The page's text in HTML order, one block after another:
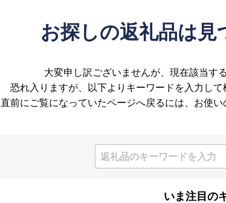
お探しの返礼品は
大変申し訳ございませんが、現在該当す
恐れ入りますが、以下よりキーワードを入力し
直前にご覧になっていたページへ戻るには、お使
いま注目の